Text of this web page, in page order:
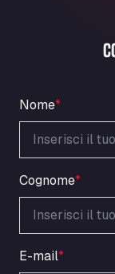
ARAL
GmbH
Obernburger
Ardleigh
a120
Area 47
Autovia
Area de
Nome*
Cognome*
E-mail*